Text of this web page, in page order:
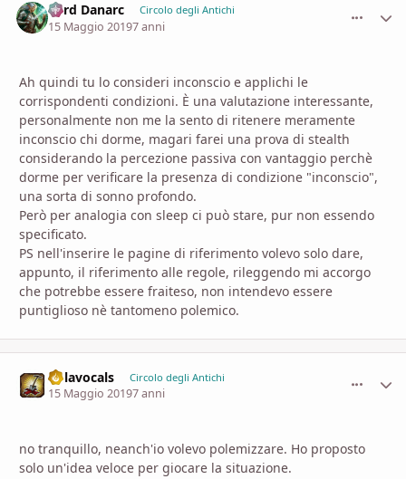
Lord Danarc Circolo degli Antichi
15 Maggio 20197 anni
Ah quindi tu lo consideri inconscio e applichi le
corrispondenti condizioni. È una valutazione interessante,
personalmente non me la sento di ritenere meramente
inconscio chi dorme, magari farei una prova di stealth
considerando la percezione passiva con vantaggio perchè
dorme per verificare la presenza di condizione "inconscio",
una sorta di sonno profondo.
Però per analogia con sleep ci può stare, pur non essendo
specificato.
PS nell'inserire le pagine di riferimento volevo solo dare,
appunto, il riferimento alle regole, rileggendo mi accorgo
che potrebbe essere fraiteso, non intendevo essere
puntiglioso nè tantomeno polemico.
nolavocals Circolo degli Antichi
15 Maggio 20197 anni
no tranquillo, neanch'io volevo polemizzare. Ho proposto
solo un'idea veloce per giocare la situazione.